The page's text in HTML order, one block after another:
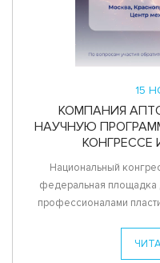
15
КОМПАНИЯ
НАУЧНУЮ
КОНГРЕССЕ
Национальный
федеральная
профессионалами